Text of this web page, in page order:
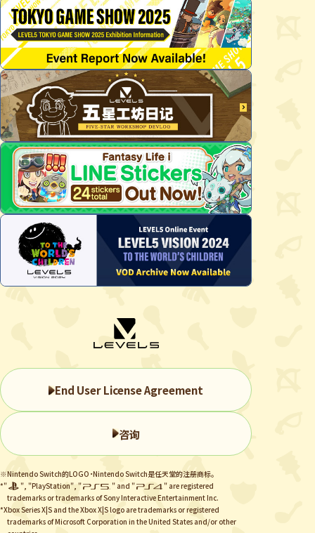
End User License Agreement
咨询
※Nintendo Switch的LOGO・Nintendo Switch是任天堂的注册商标。
*"
", "PlayStation", " " and "
" are registered
trademarks or trademarks of Sony Interactive Entertainment Inc.
*Xbox Series X|S and the Xbox X|S logo are trademarks or registered
trademarks of Microsoft Corporation in the United States and/or other